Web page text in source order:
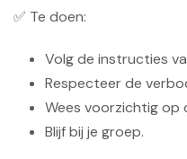
✅ Te doen:
Volg de instructies
Respecteer de
Wees voorzichtig op
Blijf bij je groep.